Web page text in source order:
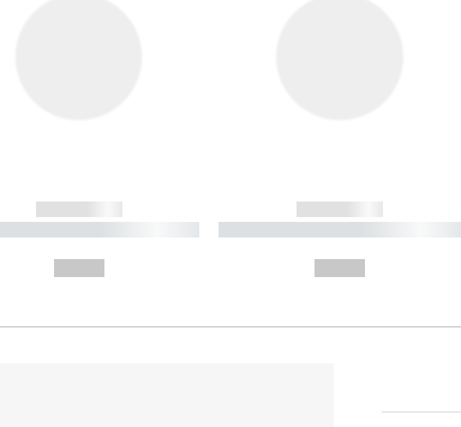
------------
----------- ----------
------------
----------- ----------- ----------